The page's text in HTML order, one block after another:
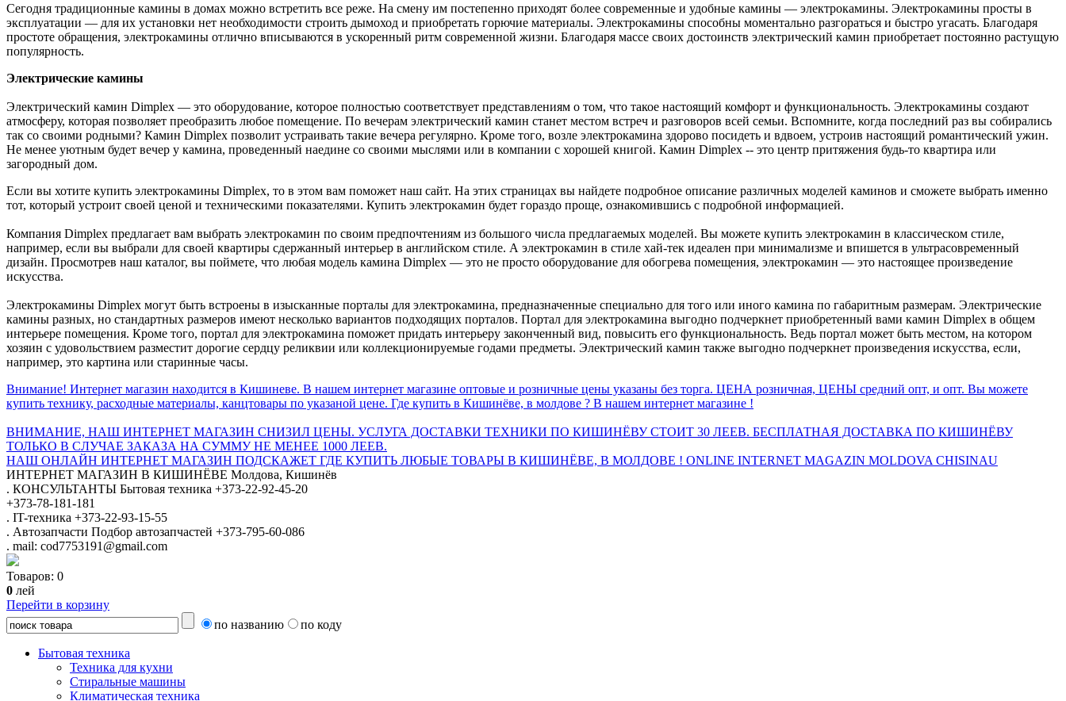
Сегодня традиционные камины в домах можно встретить все реже. На смену им постепенно приходят более современные и удобные камины — электрокамины. Электрокамины просты в
эксплуатации — для их установки нет необходимости строить дымоход и приобретать горючие материалы. Электрокамины способны моментально разгораться и быстро угасать. Благодаря
простоте обращения, электрокамины отлично вписываются в ускоренный ритм современной жизни. Благодаря массе своих достоинств электрический камин приобретает постоянно растущую
популярность.
Электрические камины
Электрический камин Dimplex — это оборудование, которое полностью соответствует представлениям о том, что такое настоящий комфорт и функциональность. Электрокамины создают
атмосферу, которая позволяет преобразить любое помещение. По вечерам электрический камин станет местом встреч и разговоров всей семьи. Вспомните, когда последний раз вы собирались
так со своими родными? Камин Dimplex позволит устраивать такие вечера регулярно. Кроме того, возле электрокамина здорово посидеть и вдвоем, устроив настоящий романтический ужин.
Не менее уютным будет вечер у камина, проведенный наедине со своими мыслями или в компании с хорошей книгой. Камин Dimplex -- это центр притяжения будь-то квартира или
загородный дом.
Если вы хотите купить электрокамины Dimplex, то в этом вам поможет наш сайт. На этих страницах вы найдете подробное описание различных моделей каминов и сможете выбрать именно
тот, который устроит своей ценой и техническими показателями. Купить электрокамин будет гораздо проще, ознакомившись с подробной информацией.
Компания Dimplex предлагает вам выбрать электрокамин по своим предпочтениям из большого числа предлагаемых моделей. Вы можете купить электрокамин в классическом стиле,
например, если вы выбрали для своей квартиры сдержанный интерьер в английском стиле. А электрокамин в стиле хай-тек идеален при минимализме и впишется в ультрасовременный
дизайн. Просмотрев наш каталог, вы поймете, что любая модель камина Dimplex — это не просто оборудование для обогрева помещения, электрокамин — это настоящее произведение
искусства.
Электрокамины Dimplex могут быть встроены в изысканные порталы для электрокамина, предназначенные специально для того или иного камина по габаритным размерам. Электрические
камины разных, но стандартных размеров имеют несколько вариантов подходящих порталов. Портал для электрокамина выгодно подчеркнет приобретенный вами камин Dimplex в общем
интерьере помещения. Кроме того, портал для электрокамина поможет придать интерьеру законченный вид, повысить его функциональность. Ведь портал может быть местом, на котором
хозяин с удовольствием разместит дорогие сердцу реликвии или коллекционируемые годами предметы. Электрический камин также выгодно подчеркнет произведения искусства, если,
например, это картина или старинные часы.
Внимание! Интернет магазин находится в Кишиневе. В нашем интернет магазине оптовые и розничные цены указаны без торга. ЦЕНА розничная, ЦЕНЫ средний опт, и опт. Вы можете
купить технику, расходные материалы, канцтовары по указаной цене. Где купить в Кишинёве, в молдове ? В нашем интернет магазине !
ВНИМАНИЕ, НАШ ИНТЕРНЕТ МАГАЗИН СНИЗИЛ ЦЕНЫ. УСЛУГА ДОСТАВКИ ТЕХНИКИ ПО КИШИНЁВУ СТОИТ 30 ЛЕЕВ. БЕСПЛАТНАЯ ДОСТАВКА ПО КИШИНЁВУ
ТОЛЬКО В СЛУЧАЕ ЗАКАЗА НА СУММУ НЕ МЕНЕЕ 1000 ЛЕЕВ.
НАШ ОНЛАЙН ИНТЕРНЕТ МАГАЗИН ПОДСКАЖЕТ ГДЕ КУПИТЬ ЛЮБЫЕ ТОВАРЫ В КИШИНЁВЕ, В МОЛДОВЕ ! ONLINE INTERNET MAGAZIN MOLDOVA CHISINAU
ИНТЕРНЕТ МАГАЗИН В КИШИНЁВЕ Молдова, Кишинёв
. КОНСУЛЬТАНТЫ Бытовая техника +373-22-92-45-20
+373-78-181-181
. IT-техника +373-22-93-15-55
. Автозапчасти Подбор автозапчастей +373-795-60-086
. mail: cod7753191@gmail.com
Товаров: 0
0 лей
Перейти в корзину
по названию
по коду
Бытовая техника
Техника для кухни
Стиральные машины
Климатическая техника